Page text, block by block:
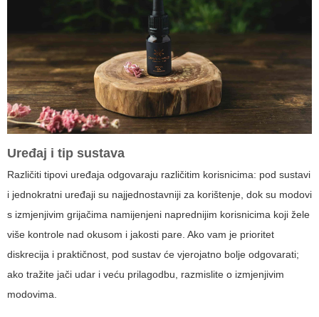
Uređaj i tip sustava
Različiti tipovi uređaja odgovaraju različitim korisnicima: pod sustavi
i jednokratni uređaji su najjednostavniji za korištenje, dok su modovi
s izmjenjivim grijačima namijenjeni naprednijim korisnicima koji žele
više kontrole nad okusom i jakosti pare. Ako vam je prioritet
diskrecija i praktičnost, pod sustav će vjerojatno bolje odgovarati;
ako tražite jači udar i veću prilagodbu, razmislite o izmjenjivim
modovima.